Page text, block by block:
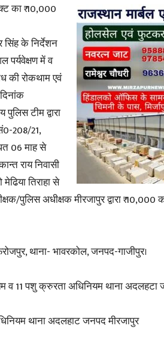
Today
Hindi
Paper
का ₹ 10,000
सिंह के निर्देशन
में व
की रोकथाम एवं
टीम द्वारा
208/21,
06 माह से
राय निवासी
तिराहा से
पुलिस अधीक्षक मीरजापुर द्वारा ₹ 10,000
थाना- भावरकोल, जनपद-गाजीपुर।
व 11 पशु क्रुरता अधिनियम थाना
थाना अदलहाट जनपद मीरजापुर